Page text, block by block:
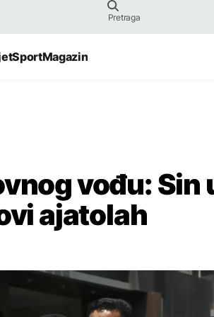
SportMagazin
vođu: Sin
ajatolah